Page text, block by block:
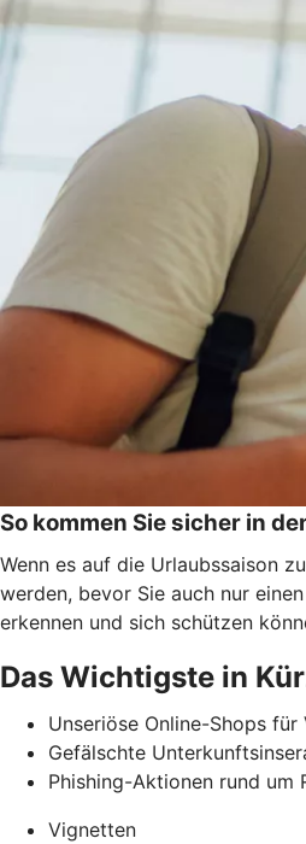
So kommen Sie sicher in
Wenn es auf die Urlaubssaison
werden, bevor Sie auch nur
erkennen und sich schützen
Das Wichtigste in
Unseriöse Online-Shops
Gefälschte
Phishing-Aktionen rund um
Vignetten